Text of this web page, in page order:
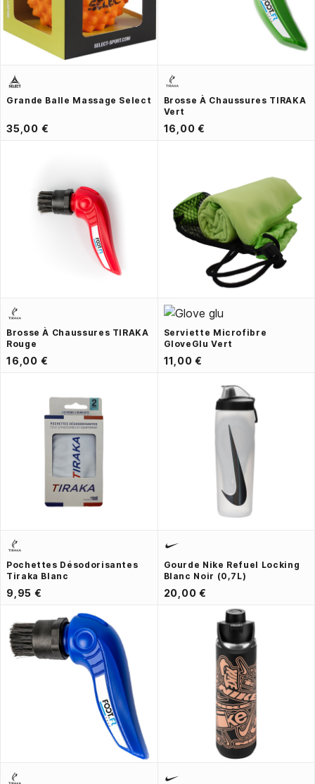
Grande Balle Massage Select
35,00 €
Brosse À Chaussures TIRAKA
Vert
16,00 €
Brosse À Chaussures TIRAKA
Rouge
16,00 €
Serviette Microfibre
GloveGlu Vert
11,00 €
Pochettes Désodorisantes
Tiraka Blanc
9,95 €
Gourde Nike Refuel Locking
Blanc Noir (0,7L)
20,00 €